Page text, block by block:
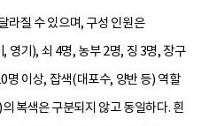
라질 수 있으며, 구성 인원은
영기), 쇠 4명, 농부 2명, 징 3명, 장구
명 이상, 잡색(대포수, 양반 등) 역할
복색은 구분되지 않고 동일하다. 흰